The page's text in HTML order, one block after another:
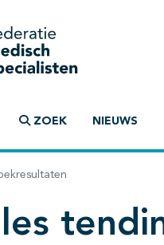
ZOEK NIEUWS